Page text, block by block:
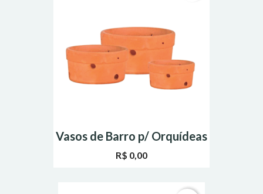
Vasos de Barro p/ Orquídeas
R$ 0,00